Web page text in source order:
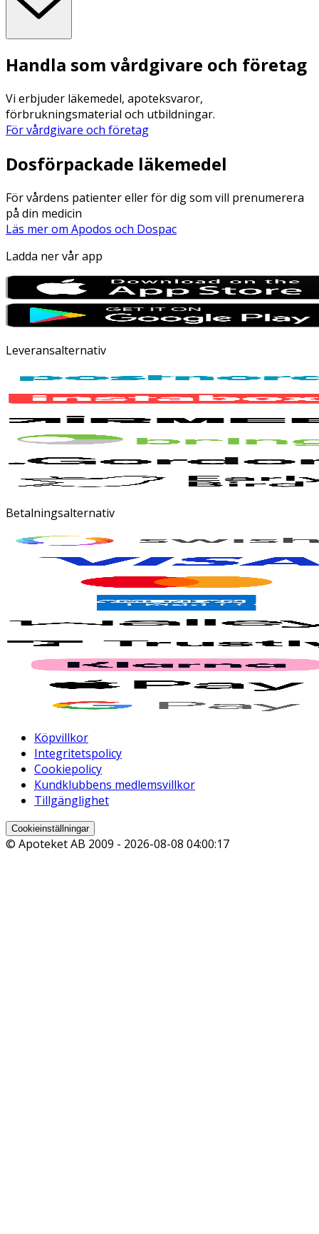
Handla som vårdgivare och företag
Vi erbjuder läkemedel, apoteksvaror,
förbrukningsmaterial och utbildningar.
För vårdgivare och företag
Dosförpackade läkemedel
För vårdens patienter eller för dig som vill prenumerera
på din medicin
Läs mer om Apodos och Dospac
Ladda ner vår app
Leveransalternativ
Betalningsalternativ
Köpvillkor
Integritetspolicy
Cookiepolicy
Kundklubbens medlemsvillkor
Tillgänglighet
Cookieinställningar
© Apoteket AB 2009 - 2026-08-08 04:00:17